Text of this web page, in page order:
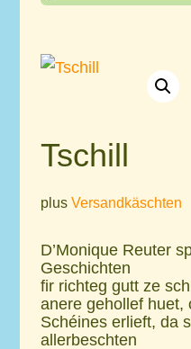
Tschill
plus Versandkäschten
D’Monique Reuter
Geschichten
fir richteg gutt ze
anere gehollef huet,
Schéines erlieft, da
allerbeschten